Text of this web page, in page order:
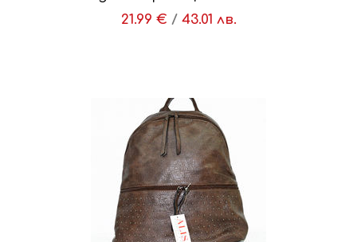
21.99 € / 43.01 лв.